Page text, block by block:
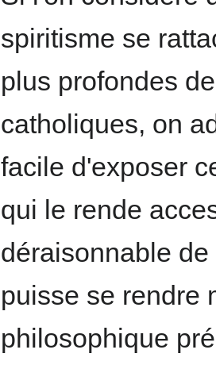
spiritisme se
plus profondes
catholiques, on
facile d'exposer
qui le rende
déraisonnable
puisse se rendre
philosophique